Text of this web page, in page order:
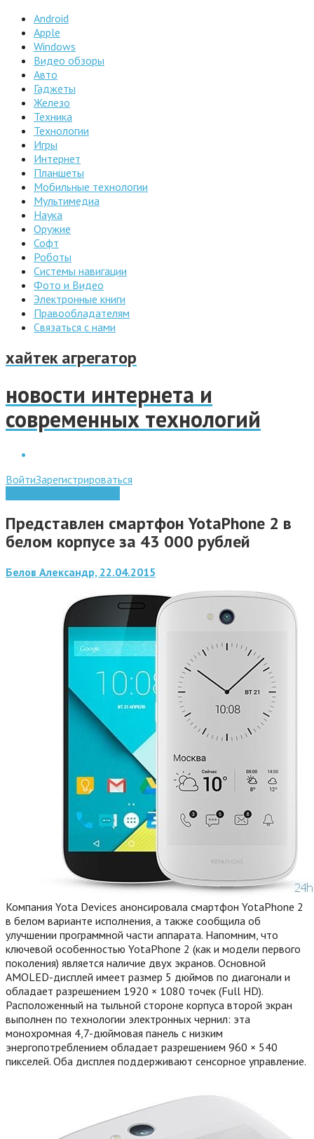
Android
Apple
Windows
Видео обзоры
Авто
Гаджеты
Железо
Техника
Технологии
Игры
Интернет
Планшеты
Мобильные технологии
Мультимедиа
Наука
Оружие
Софт
Роботы
Системы навигации
Фото и Видео
Электронные книги
Правообладателям
Связаться с нами
хайтек агрегатор
новости интернета и
современных технологий
ВойтиЗарегистрироваться
Представлен смартфон YotaPhone 2 в
белом корпусе за 43 000 рублей
Белов Александр, 22.04.2015
Компания Yota Devices анонсировала смартфон YotaPhone 2
в белом варианте исполнения, а также сообщила об
улучшении программной части аппарата. Напомним, что
ключевой особенностью YotaPhone 2 (как и модели первого
поколения) является наличие двух экранов. Основной
AMOLED-дисплей имеет размер 5 дюймов по диагонали и
обладает разрешением 1920 × 1080 точек (Full HD).
Расположенный на тыльной стороне корпуса второй экран
выполнен по технологии электронных чернил: эта
монохромная 4,7-дюймовая панель с низким
энергопотреблением обладает разрешением 960 × 540
пикселей. Оба дисплея поддерживают сенсорное управление.